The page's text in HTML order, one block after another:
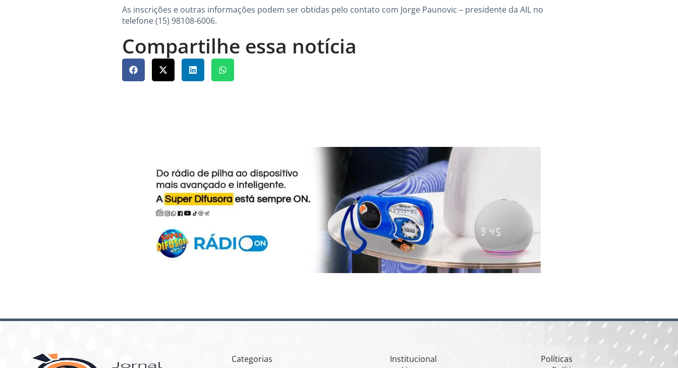
As inscrições e outras informações podem ser obtidas pelo contato com Jorge Paunovic – presidente da AIL no
telefone (15) 98108-6006.
Compartilhe essa notícia
Categorias
Institucional
Políticas